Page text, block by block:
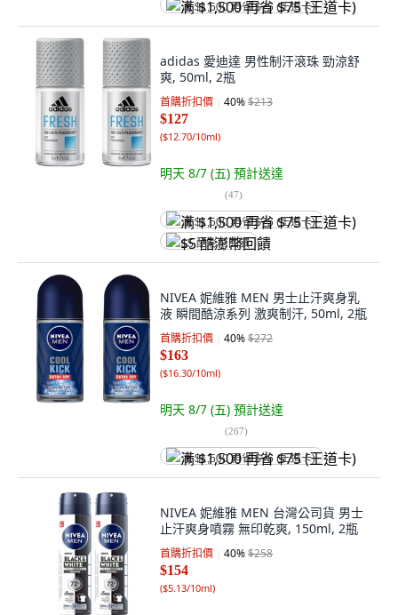
满 $1,500 再省 $75 (王道卡)
adidas 愛迪達 男性制汗滾珠 勁涼舒
爽, 50ml, 2瓶
首購折扣價 40%$213
$127
($12.70/10ml)
明天 8/7 (五) 預計送達
(47)
满 $1,500 再省 $75 (王道卡)
$5 酷澎幣回饋
NIVEA 妮維雅 MEN 男士止汗爽身乳
液 瞬間酷涼系列 激爽制汗, 50ml, 2瓶
首購折扣價 40%$272
$163
($16.30/10ml)
明天 8/7 (五) 預計送達
(267)
满 $1,500 再省 $75 (王道卡)
NIVEA 妮維雅 MEN 台灣公司貨 男士
止汗爽身噴霧 無印乾爽, 150ml, 2瓶
首購折扣價 40%$258
$154
($5.13/10ml)